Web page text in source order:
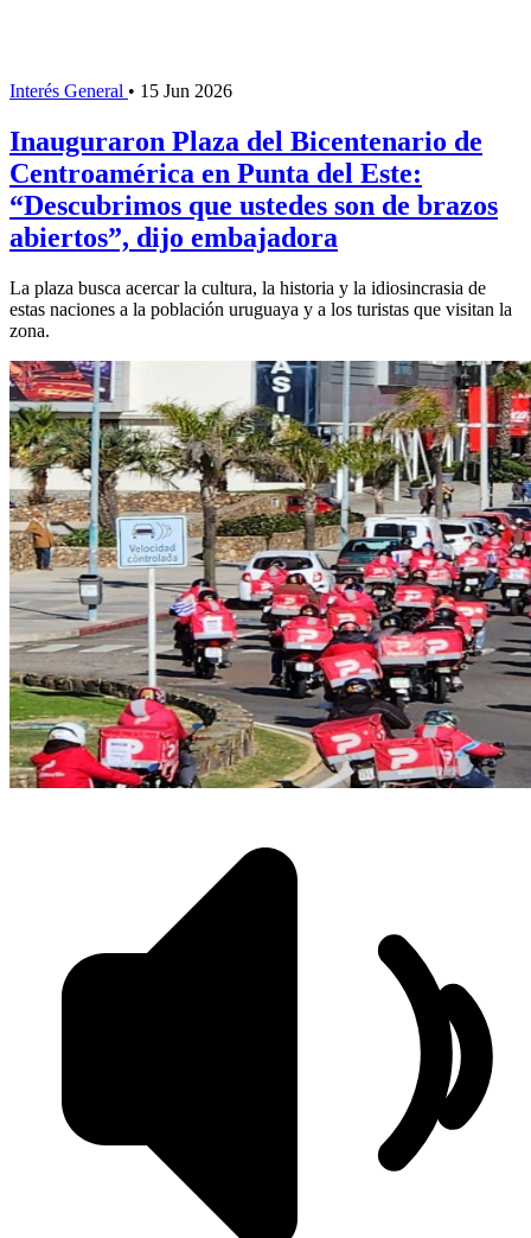
Interés General • 15 Jun 2026
Inauguraron Plaza del Bicentenario de
Centroamérica en Punta del Este:
“Descubrimos que ustedes son de brazos
abiertos”, dijo embajadora
La plaza busca acercar la cultura, la historia y la idiosincrasia de
estas naciones a la población uruguaya y a los turistas que visitan la
zona.